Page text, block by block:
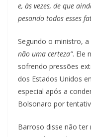
e, às vezes, de que
pesando todos esses
Segundo o ministro, a
não uma certeza”. Ele
sofrendo pressões
dos Estados Unidos
especial após a
Bolsonaro por
Barroso disse não